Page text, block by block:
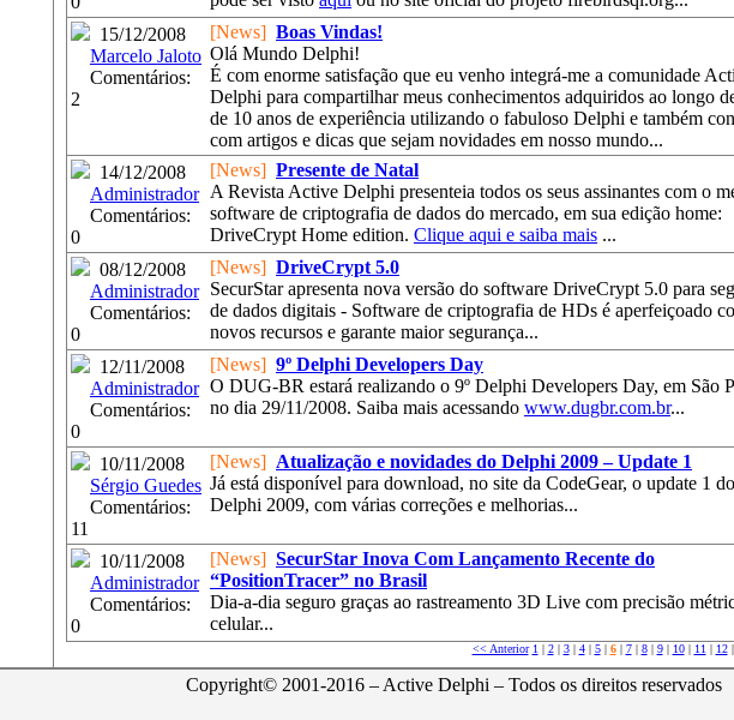
15/12/2008
Marcelo Jaloto
Comentários:
2
[News] Boas Vindas!
Olá Mundo Delphi!
É com enorme satisfação que eu venho integrá-me a comunidade
Delphi para compartilhar meus conhecimentos adquiridos ao longo
de 10 anos de experiência utilizando o fabuloso Delphi e também
com artigos e dicas que sejam novidades em nosso mundo...
14/12/2008
Administrador
Comentários:
0
[News] Presente de Natal
A Revista Active Delphi presenteia todos os seus assinantes com o
software de criptografia de dados do mercado, em sua edição home:
DriveCrypt Home edition. Clique aqui e saiba mais ...
08/12/2008
Administrador
Comentários:
0
[News] DriveCrypt 5.0
SecurStar apresenta nova versão do software DriveCrypt 5.0 para
de dados digitais - Software de criptografia de HDs é aperfeiçoado
novos recursos e garante maior segurança...
12/11/2008
Administrador
Comentários:
0
[News] 9º Delphi Developers Day
O DUG-BR estará realizando o 9º Delphi Developers Day, em São
no dia 29/11/2008. Saiba mais acessando www.dugbr.com.br...
10/11/2008
Sérgio Guedes
Comentários:
11
[News] Atualização e novidades do Delphi 2009 – Update 1
Já está disponível para download, no site da CodeGear, o update 1 do
Delphi 2009, com várias correções e melhorias...
10/11/2008
Administrador
Comentários:
0
[News] SecurStar Inova Com Lançamento Recente do
“PositionTracer” no Brasil
Dia-a-dia seguro graças ao rastreamento 3D Live com precisão
celular...
<< Anterior 1 | 2| 3| 4| 5| 6| 7| 8| 9| 10| 11 | 12|
Copyright© 2001-2016 – Active Delphi – Todos os direitos reservados